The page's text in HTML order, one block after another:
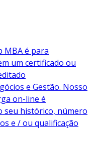
MBA é para
um certificado ou
e Gestão. Nosso
on-line é
seu histórico, número
e / ou qualificação